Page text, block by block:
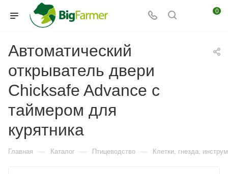
0
Автоматический
открыватель двери
Chicksafe Advance с
таймером для
курятника
Главная — Каталог — Птицеводство — Клетки, гнезда,